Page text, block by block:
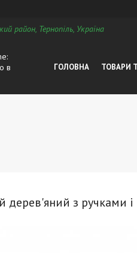
район, Тернопіль, Україна
в
ГОЛОВНА ТОВАРИ
дерев'яний з ручками